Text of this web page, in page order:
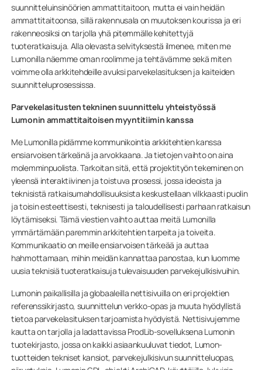
suunnitteluinsinöörien ammattitaitoon, mutta ei vain heidän
ammattitaitoonsa, sillä rakennusala on muutoksen kourissa ja eri
rakenneosiksi on tarjolla yhä pitemmälle kehitettyjä
tuoteratkaisuja. Alla olevasta selvityksestä ilmenee, miten me
Lumonilla näemme oman roolimme ja tehtävämme sekä miten
voimme olla arkkitehdeille avuksi parvekelasituksen ja kaiteiden
suunnitteluprosessissa.
Parvekelasitusten tekninen suunnittelu yhteistyössä
Lumonin ammattitaitoisen myyntitiimin kanssa
Me Lumonilla pidämme kommunikointia arkkitehtien kanssa
ensiarvoisen tärkeänä ja arvokkaana. Ja tietojen vaihto on aina
molemminpuolista. Tarkoitan sitä, että projektityön tekeminen on
yleensä interaktiivinen ja toistuva prosessi, jossa ideoista ja
teknisistä ratkaisumahdollisuuksista keskustellaan vilkkaasti puolin
ja toisin esteettisesti, teknisesti ja taloudellisesti parhaan ratkaisun
löytämiseksi. Tämä viestien vaihto auttaa meitä Lumonilla
ymmärtämään paremmin arkkitehtien tarpeita ja toiveita.
Kommunikaatio on meille ensiarvoisen tärkeää ja auttaa
hahmottamaan, mihin meidän kannattaa panostaa, kun luomme
uusia teknisiä tuoteratkaisuja tulevaisuuden parvekejulkisivuihin.
Lumonin paikallisilla ja globaaleilla nettisivuilla on eri projektien
referenssikirjasto, suunnittelun verkko-opas ja muuta hyödyllistä
tietoa parvekelasituksen tarjoamista hyödyistä. Nettisivujemme
kautta on tarjolla ja ladattavissa ProdLib-sovelluksena Lumonin
tuotekirjasto, jossa on kaikki asiaankuuluvat tiedot, Lumon-
tuotteiden tekniset kansiot, parvekejulkisivun suunnitteluopas,